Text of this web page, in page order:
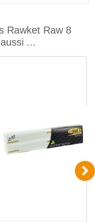
Rawket Raw 8
...